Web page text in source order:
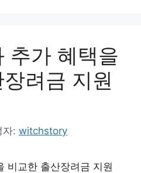
추가 혜택을
려금 지원
자: witchstory
비교한 출산장려금 지원